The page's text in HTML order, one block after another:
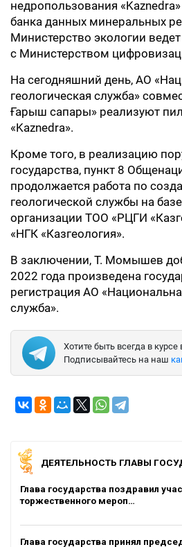
недропользования
банка данных минеральных
Министерство экологии
с Министерством
На сегодняшний день, АО
геологическая служба»
Ғарыш сапары» реализуют
«Kaznedra».
Кроме того, в реализацию
государства, пункт 8
продолжается работа по
геологической службы на
организации ТОО «РЦГИ
«НГК «Казгеология».
В заключении, Т. Момышев
2022 года произведена
регистрация АО
служба».
Хотите быть всегда в курсе
Подписывайтесь на наш
ДЕЯТЕЛЬНОСТЬ ГЛАВЫ
Глава государства поздравил
торжественного мероп…
Глава государства принял